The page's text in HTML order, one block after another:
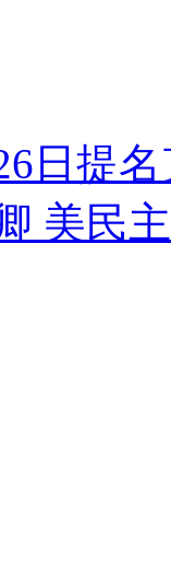
脚踢
日提
美民